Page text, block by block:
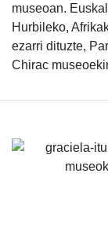
museoan.
Hurbileko,
ezarri dituzte,
Chirac